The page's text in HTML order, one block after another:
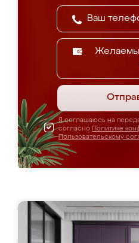
Я соглашаюсь на
согласно Политике
Пользовательскому